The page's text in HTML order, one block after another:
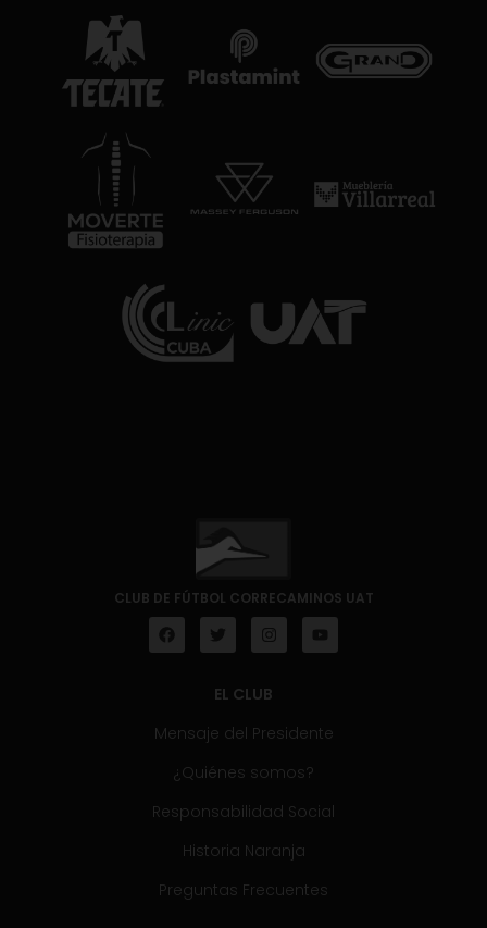
CLUB DE FÚTBOL CORRECAMINOS UAT
EL CLUB
Mensaje del Presidente
¿Quiénes somos?
Responsabilidad Social
Historia Naranja
Preguntas Frecuentes